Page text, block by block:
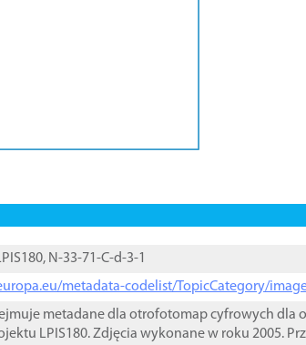
N-33-71-C-d-3-1
metadata-codelist/TopicCategory/
metadane dla otrofotomap cyfrowych dla
LPIS180. Zdjęcia wykonane w roku 2005.